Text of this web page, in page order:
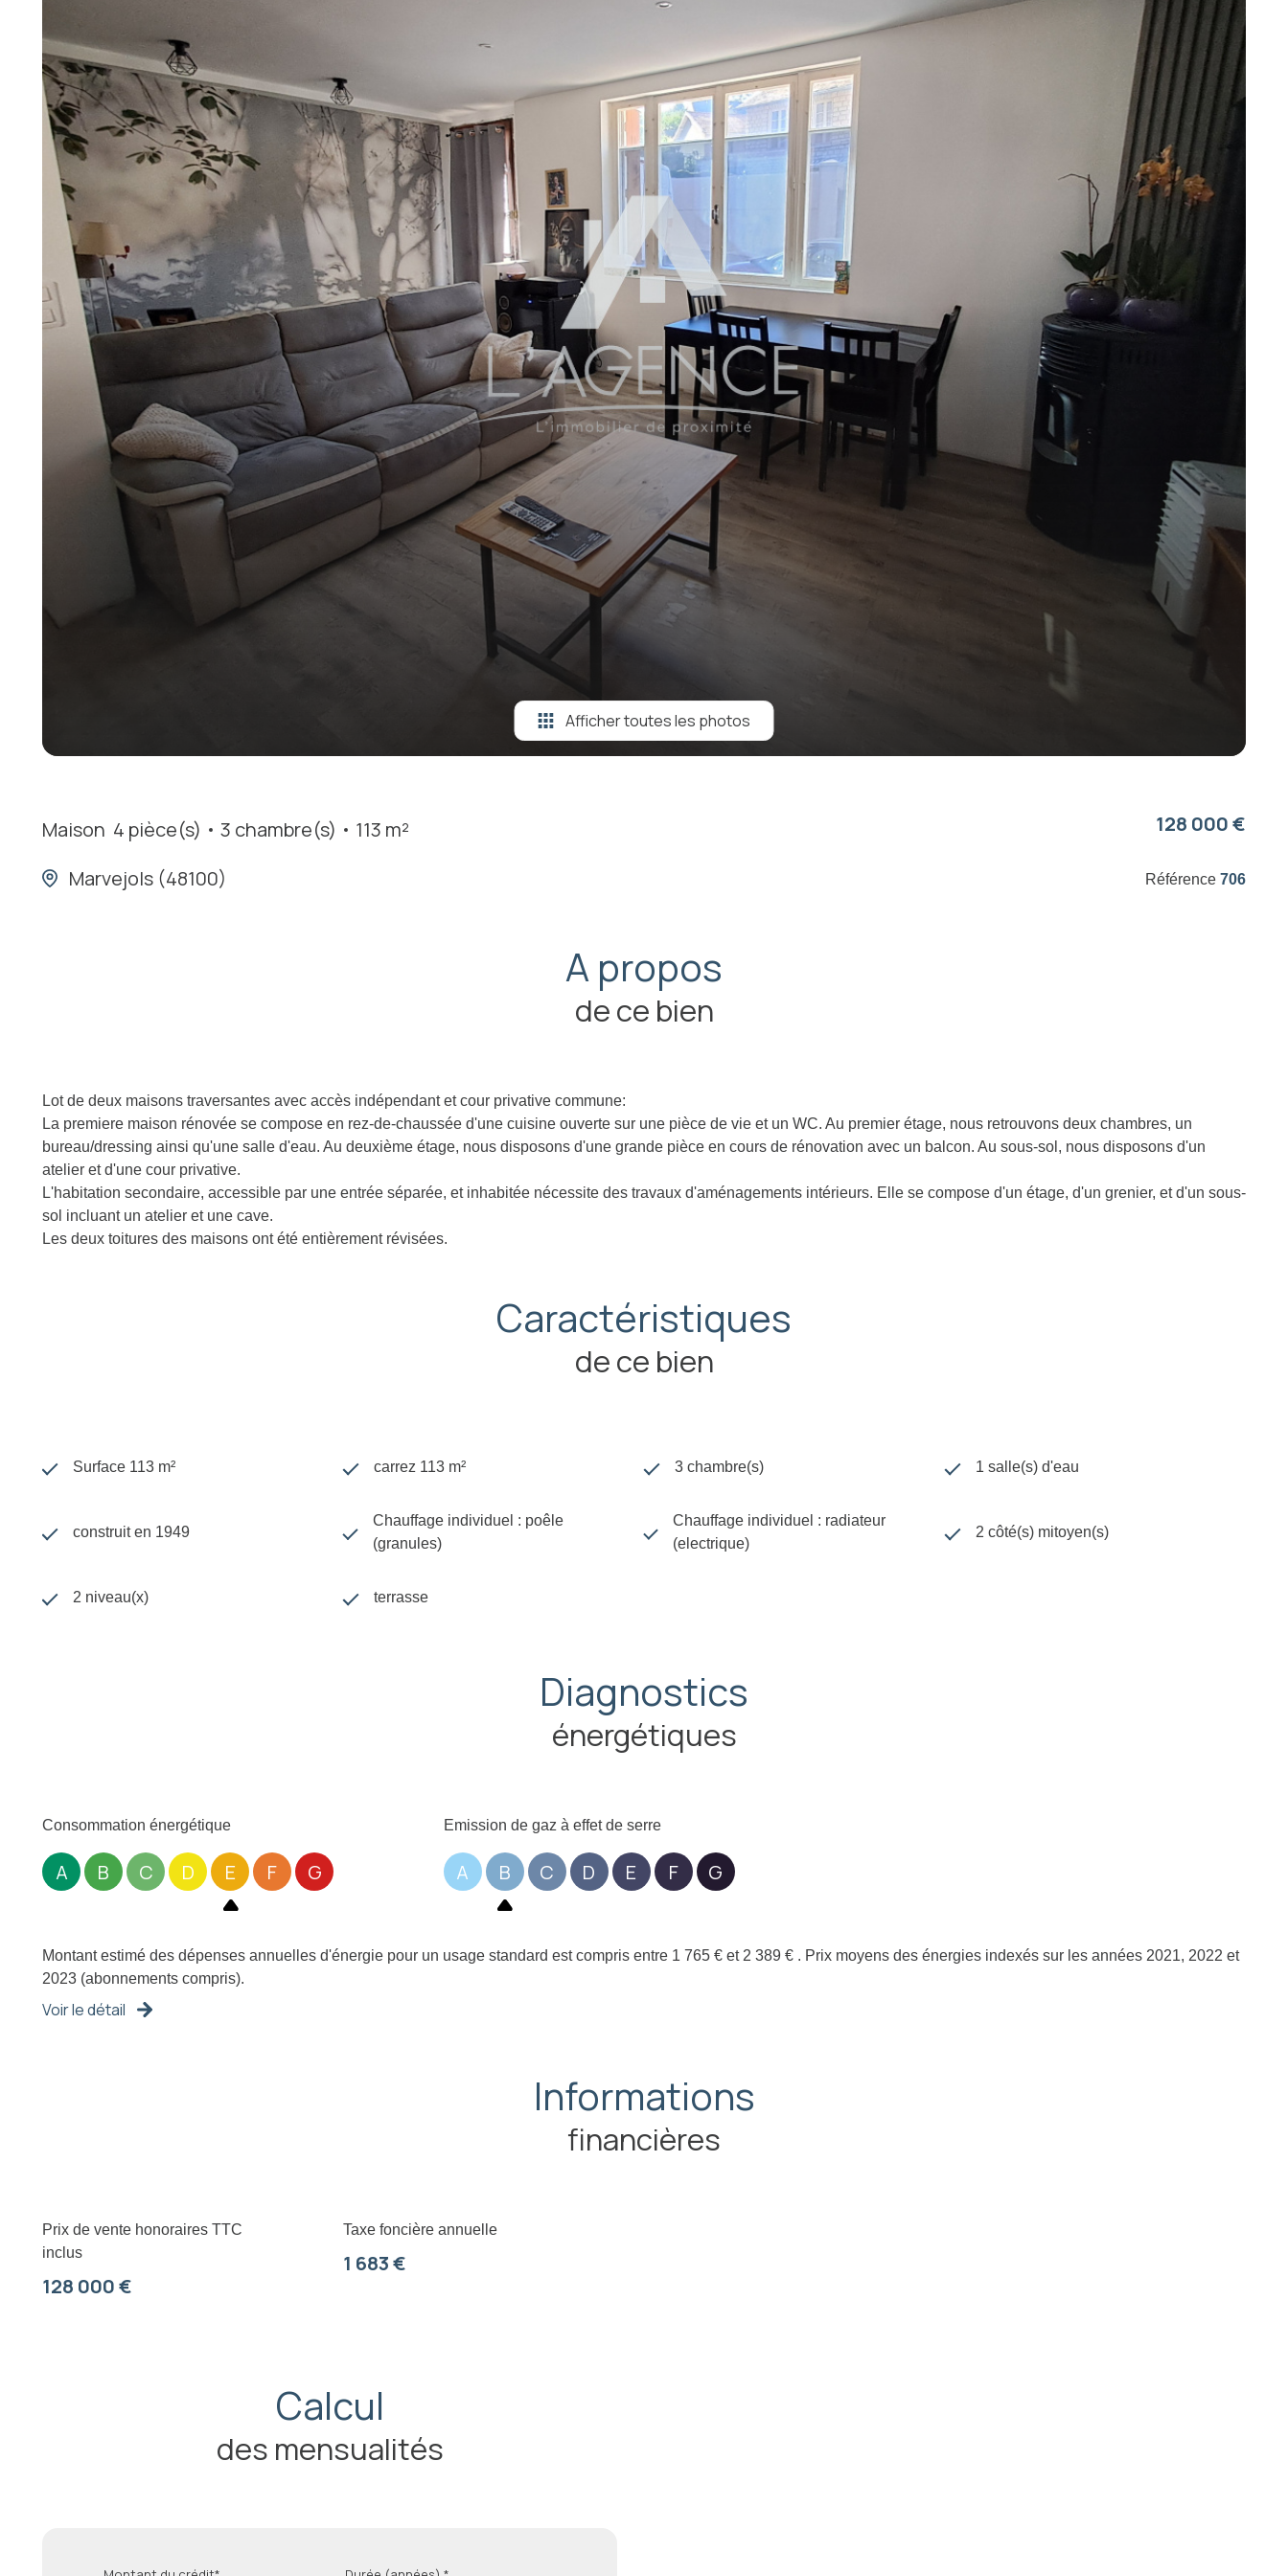
estimation
contact
Afficher toutes les photos
Maison 4 pièce(s) 3 chambre(s)
113 m²
Marvejols (48100)
128 000 €
Référence 706
A propos
de ce bien
Lot de deux maisons traversantes avec accès indépendant et cour privative commune:
La premiere maison rénovée se compose en rez-de-chaussée d'une cuisine ouverte sur une pièce de vie et un WC. Au premier étage, nous retrouvons deux chambres, un
bureau/dressing ainsi qu'une salle d'eau. Au deuxième étage, nous disposons d'une grande pièce en cours de rénovation avec un balcon. Au sous-sol, nous disposons d'un
atelier et d'une cour privative.
L'habitation secondaire, accessible par une entrée séparée, et inhabitée nécessite des travaux d'aménagements intérieurs. Elle se compose d'un étage, d'un grenier, et d'un sous-
sol incluant un atelier et une cave.
Les deux toitures des maisons ont été entièrement révisées.
Caractéristiques
de ce bien
Surface 113 m² carrez 113 m² 3 chambre(s) 1 salle(s) d'eau
construit en 1949
Chauffage individuel : poêle
(granules)
Chauffage individuel : radiateur
(electrique)
2 côté(s) mitoyen(s)
2 niveau(x) terrasse
Diagnostics
énergétiques
Consommation énergétique
A B C D E F G
Emission de gaz à effet de serre
A B C D E F G
Montant estimé des dépenses annuelles d'énergie pour un usage standard est compris entre 1 765 € et 2 389 € . Prix moyens des énergies indexés sur les années 2021, 2022 et
2023 (abonnements compris).
Voir le détail
Informations
financières
Prix de vente honoraires TTC
inclus
128 000 €
Taxe foncière annuelle
1 683 €
Calcul
des mensualités